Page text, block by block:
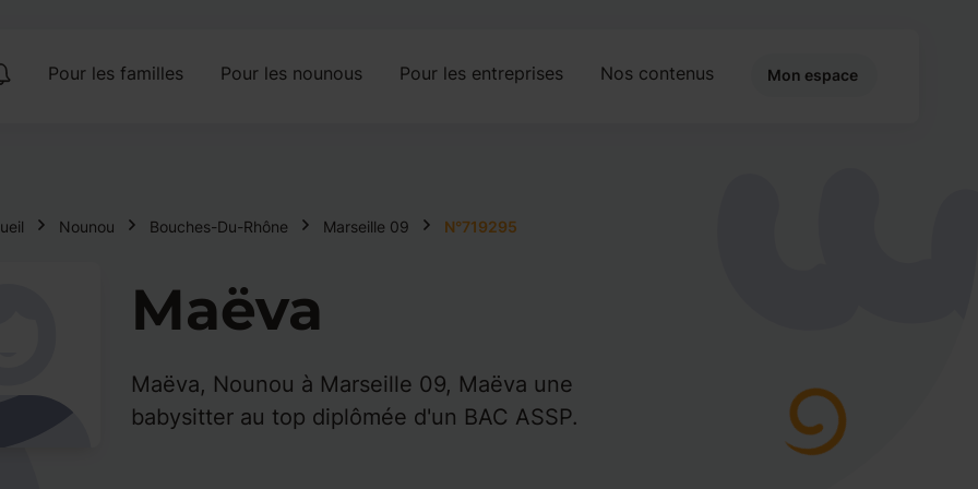
Pour les familles Pour les nounous Pour les entreprises Nos contenus Mon espace
Nounou Bouches-Du-Rhône Marseille 09 N°719295
Maëva
Maëva, Nounou à Marseille 09, Maëva une
babysitter au top diplômée d'un BAC ASSP.